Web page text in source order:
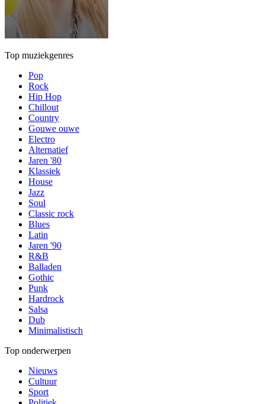
Top muziekgenres
Pop
Rock
Hip Hop
Chillout
Country
Gouwe ouwe
Electro
Alternatief
Jaren '80
Klassiek
House
Jazz
Soul
Classic rock
Blues
Latin
Jaren '90
R&B
Balladen
Gothic
Punk
Hardrock
Salsa
Dub
Minimalistisch
Top onderwerpen
Nieuws
Cultuur
Sport